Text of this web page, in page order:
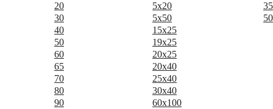
20
5x20
30
5x50
40
15x25
50
19x25
60
20x25
65
20x40
70
25x40
80
30x40
90
60x100